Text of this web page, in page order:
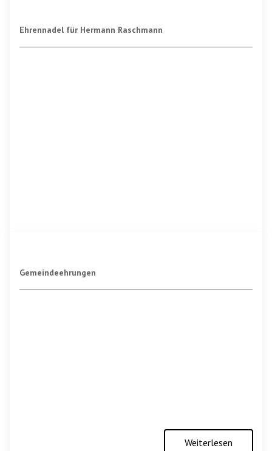
Ehrennadel für Hermann Raschmann
Gemeindeehrungen
Weiterlesen